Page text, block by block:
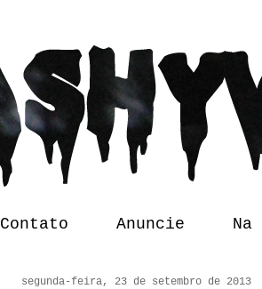
Contato Anuncie Na
segunda-feira, 23 de setembro de 2013